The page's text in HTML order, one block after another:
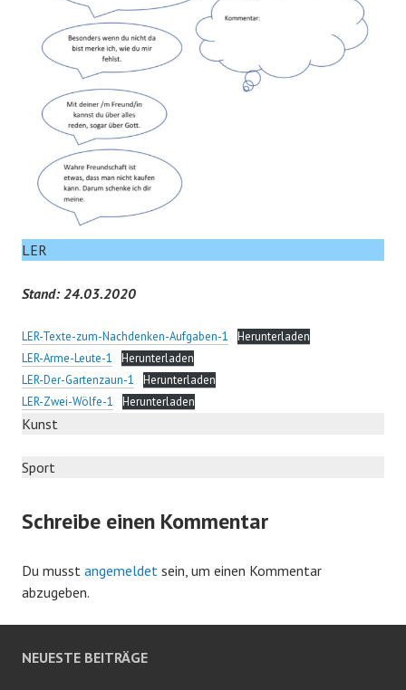
LER
Stand: 24.03.2020
LER-Texte-zum-Nachdenken-Aufgaben-1
Herunterladen
LER-Arme-Leute-1
Herunterladen
LER-Der-Gartenzaun-1
Herunterladen
LER-Zwei-Wölfe-1
Herunterladen
Kunst
Sport
Schreibe einen Kommentar
Du musst angemeldet sein, um einen Kommentar
abzugeben.
NEUESTE BEITRÄGE